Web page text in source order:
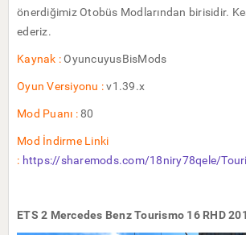
önerdiğimiz Otobüs Modlarından birisidir.
ederiz.
Kaynak :OyuncuyusBisMods
Oyun Versiyonu :v1.39.x
Mod Puanı :80
Mod İndirme Linki
: https://sharemods.com/18niry78qele/
ETS 2 Mercedes Benz Tourismo 16 RHD